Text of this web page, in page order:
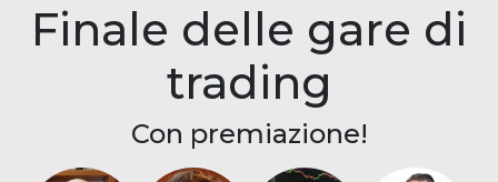
Finale delle gare di
trading
Con premiazione!